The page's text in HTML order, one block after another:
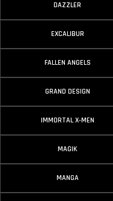
DAZZLER
EXCALIBUR
FALLEN ANGELS
GRAND DESIGN
IMMORTAL X-MEN
MAGIK
MANGA